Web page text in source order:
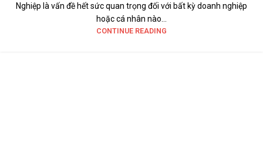
Nghiệp là vấn đề hết sức quan trọng đối với bất kỳ doanh nghiệp
hoặc cá nhân nào...
CONTINUE READING